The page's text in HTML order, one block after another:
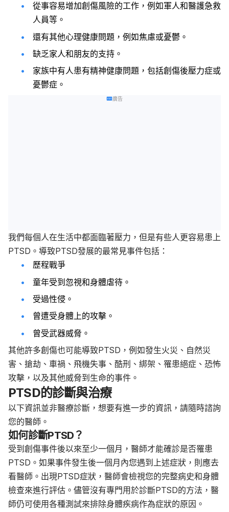
從事容易增加創傷風險的工作，例如軍人和醫護急救
人員等。
還有其他心理健康問題，例如焦慮或憂鬱。
缺乏家人和朋友的支持。
家族中有人患有精神健康問題，包括創傷後壓力症或
憂鬱症。
廣告
我們每個人在生活中都面臨著壓力，但是有些人更容易患上
PTSD。導致PTSD發展的最常見事件包括：
歷程戰爭
童年受到忽視和身體虐待。
受過性侵。
曾遭受身體上的攻擊。
曾受武器威脅。
其他許多創傷也可能導致PTSD，例如發生火災、自然災
害、搶劫、車禍、飛機失事、酷刑、綁架、罹患絕症、恐怖
攻擊，以及其他威脅到生命的事件。
PTSD的診斷與治療
以下資訊並非醫療診斷，想要有進一步的資訊，請隨時諮詢
您的醫師。
如何診斷PTSD？
受到創傷事件後以來至少一個月，醫師才能確診是否罹患
PTSD。如果事件發生後一個月內您遇到上述症狀，則應去
看醫師。出現PTSD症狀，醫師會檢視您的完整病史和身體
檢查來進行評估。儘管沒有專門用於診斷PTSD的方法，醫
師仍可使用各種測試來排除身體疾病作為症狀的原因。